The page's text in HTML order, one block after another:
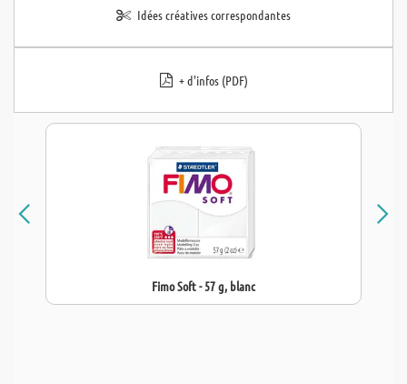
Idées créatives correspondantes
+ d'infos (PDF)
Fimo Soft - 57 g, blanc